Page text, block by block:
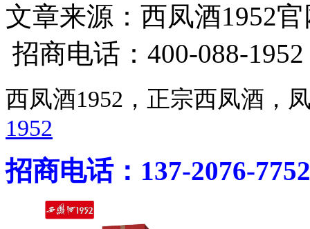
文章来源：西凤酒1952
招商电话：400-088-1952
西凤酒1952，正宗西凤酒
1952
招商电话：137-2076-7752